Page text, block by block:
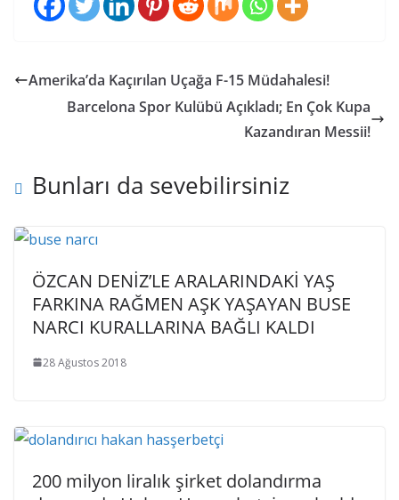
Amerika’da Kaçırılan Uçağa F-15 Müdahalesi!
Barcelona Spor Kulübü Açıkladı; En Çok Kupa
Kazandıran Messii!
Bunları da sevebilirsiniz
ÖZCAN DENİZ’LE ARALARINDAKİ YAŞ
FARKINA RAĞMEN AŞK YAŞAYAN BUSE
NARCI KURALLARINA BAĞLI KALDI
28 Ağustos 2018
200 milyon liralık şirket dolandırma